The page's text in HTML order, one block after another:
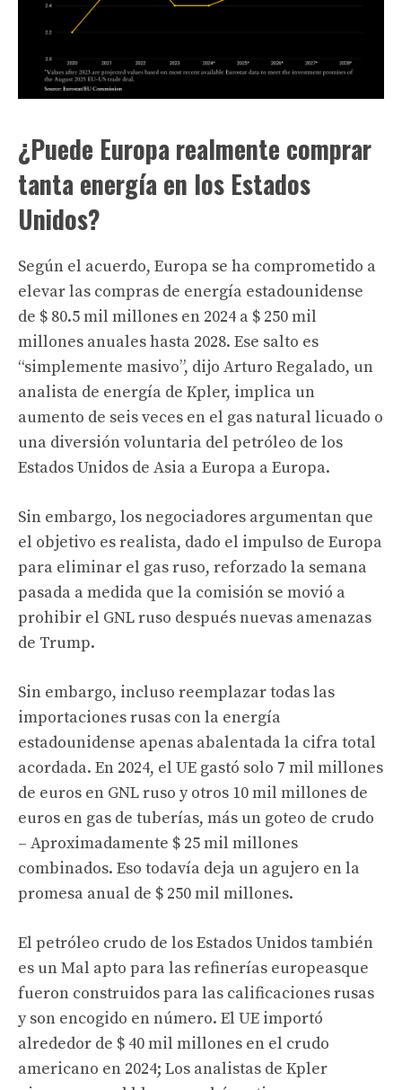
¿Puede Europa realmente comprar
tanta energía en los Estados
Unidos?
Según el acuerdo, Europa se ha comprometido a
elevar las compras de energía estadounidense
de $ 80.5 mil millones en 2024 a $ 250 mil
millones anuales hasta 2028. Ese salto es
“simplemente masivo”, dijo Arturo Regalado, un
analista de energía de Kpler, implica un
aumento de seis veces en el gas natural licuado o
una diversión voluntaria del petróleo de los
Estados Unidos de Asia a Europa a Europa.
Sin embargo, los negociadores argumentan que
el objetivo es realista, dado el impulso de Europa
para eliminar el gas ruso, reforzado la semana
pasada a medida que la comisión se movió a
prohibir el GNL ruso despuésnuevas amenazas
de Trump.
Sin embargo, incluso reemplazar todas las
importaciones rusas con la energía
estadounidense apenas abalentada la cifra total
acordada. En 2024, el UE gastó solo 7 mil millones
de euros en GNL ruso y otros 10 mil millones de
euros en gas de tuberías, más un goteo de crudo
– Aproximadamente $ 25 mil millones
combinados. Eso todavía deja un agujero en la
promesa anual de $ 250 mil millones.
El petróleo crudo de los Estados Unidos también
es unMal apto para las refinerías europeasque
fueron construidos para las calificaciones rusas
y son encogido en número. El UE importó
alrededor de $ 40 mil millones en el crudo
americano en 2024; Los analistas de Kpler